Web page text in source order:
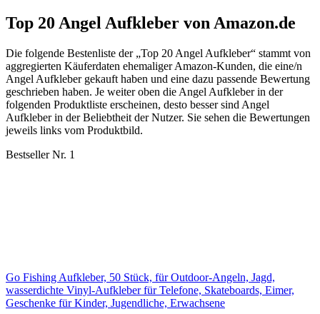
Top 20 Angel Aufkleber von Amazon.de
Die folgende Bestenliste der „Top 20 Angel Aufkleber“ stammt von
aggregierten Käuferdaten ehemaliger Amazon-Kunden, die eine/n
Angel Aufkleber gekauft haben und eine dazu passende Bewertung
geschrieben haben. Je weiter oben die Angel Aufkleber in der
folgenden Produktliste erscheinen, desto besser sind Angel
Aufkleber in der Beliebtheit der Nutzer. Sie sehen die Bewertungen
jeweils links vom Produktbild.
Bestseller Nr. 1
Go Fishing Aufkleber, 50 Stück, für Outdoor-Angeln, Jagd,
wasserdichte Vinyl-Aufkleber für Telefone, Skateboards, Eimer,
Geschenke für Kinder, Jugendliche, Erwachsene